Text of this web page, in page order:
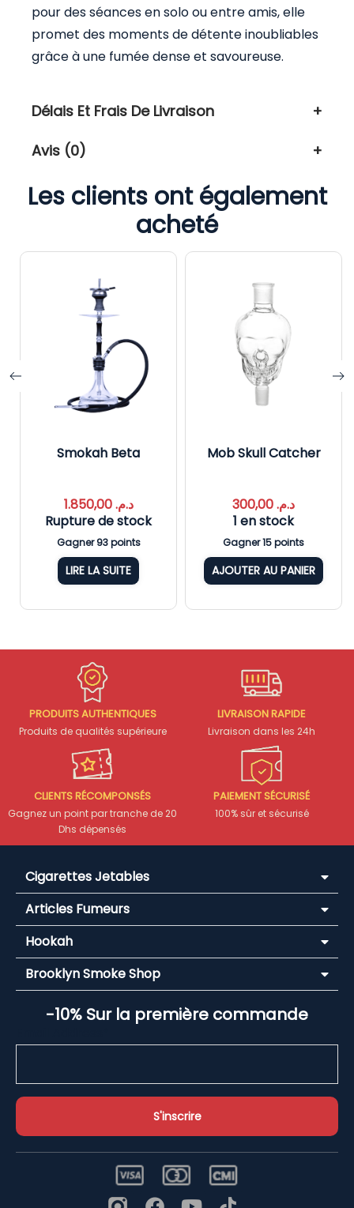
pour des séances en solo ou entre amis, elle
promet des moments de détente inoubliables
grâce à une fumée dense et savoureuse.
Délais Et Frais De Livraison
Avis (0)
Les clients ont également
acheté
Smokah Beta
د.م.1.850,00
Rupture de stock
Gagner 93 points
LIRE LA SUITE
Mob Skull Catcher
د.م.
1 en stock
Gagner 15 points
AJOUTER AU PANIER
PRODUITS AUTHENTIQUES
Produits de qualités supérieure
LIVRAISON RAPIDE
Livraison dans les 24h
CLIENTS RÉCOMPONSÉS
Gagnez un point par tranche de 20
Dhs dépensés
PAIEMENT SÉCURISÉ
100% sûr et sécurisé
Cigarettes Jetables
Articles Fumeurs
Hookah
Brooklyn Smoke Shop
-10% Sur la première commande